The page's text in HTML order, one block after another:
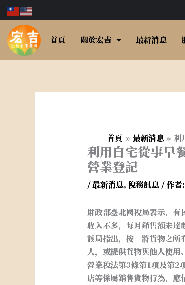
至
內
首頁 關於宏吉 最新消息
首頁 最新消息 利
利用自宅從事早
營業登記
/最新消息, 稅務訊息/ 作者:
財政部臺北國稅局表示，有
收入不多，每月銷售額未達
該局指出，按「將貨物之所
人，或提供貨物與他人使
營業稅法第3條第1項及第2
店等係屬銷售貨物行為，